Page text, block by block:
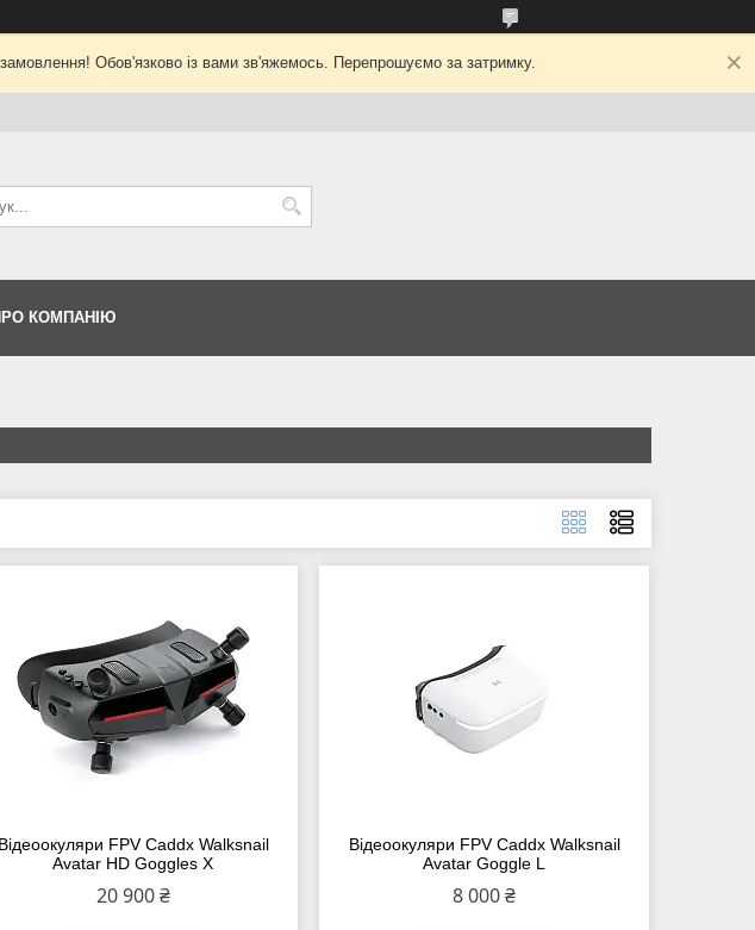
Обов'язково із вами зв'яжемось. Перепрошуємо за затримку.
КОМПАНІЮ
Відеоокуляри FPV Caddx Walksnail
Avatar HD Goggles X
20 900 ₴
Відеоокуляри FPV Caddx Walksnail
Avatar Goggle L
8 000 ₴